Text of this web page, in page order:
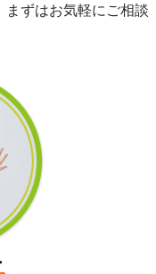
ずはお気軽にご相談